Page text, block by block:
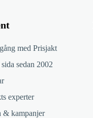
med Prisjakt
sedan 2002
experter
& kampanjer